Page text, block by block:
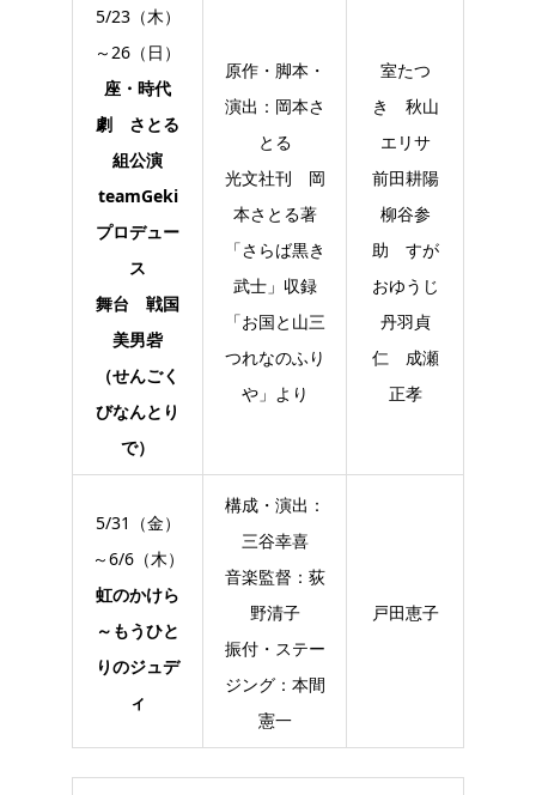
5/23（木）
～26（日）
座・時代
劇 さとる
組公演
teamGeki
プロデュー
ス
舞台 戦国
美男砦
（せんごく
びなんとり
で）
原作・脚本・
演出：岡本さ
とる
光文社刊 岡
本さとる著
「さらば黒き
武士」収録
「お国と山三
つれなのふり
や」より
室たつ
き 秋山
エリサ
前田耕陽
柳谷参
助 すが
おゆうじ
丹羽貞
仁 成瀬
正孝
5/31（金）
～6/6（木）
虹のかけら
～もうひと
りのジュデ
ィ
構成・演出：
三谷幸喜
音楽監督：荻
野清子
振付・ステー
ジング：本間
憲一
戸田恵子